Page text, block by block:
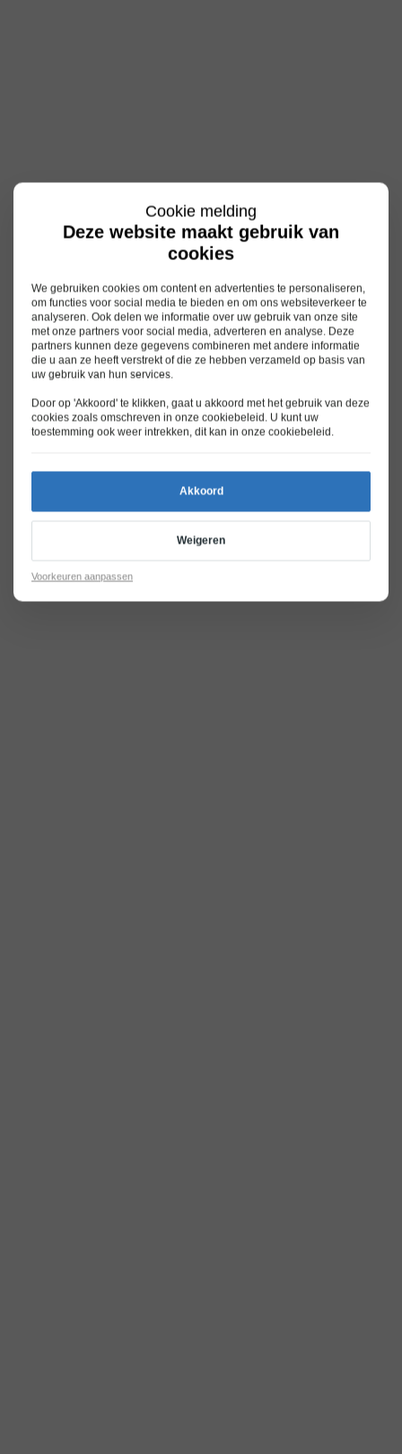
Cookie melding
Deze website maakt gebruik van
cookies
We gebruiken cookies om content en advertenties te personaliseren,
om functies voor social media te bieden en om ons websiteverkeer te
analyseren. Ook delen we informatie over uw gebruik van onze site
met onze partners voor social media, adverteren en analyse. Deze
partners kunnen deze gegevens combineren met andere informatie
die u aan ze heeft verstrekt of die ze hebben verzameld op basis van
uw gebruik van hun services.
Door op 'Akkoord' te klikken, gaat u akkoord met het gebruik van deze
cookies zoals omschreven in onze cookiebeleid. U kunt uw
toestemming ook weer intrekken, dit kan in onze cookiebeleid.
Akkoord
Weigeren
Voorkeuren aanpassen